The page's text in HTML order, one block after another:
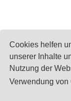
Cookies helfen
unserer Inhalte
Nutzung der
Verwendung von